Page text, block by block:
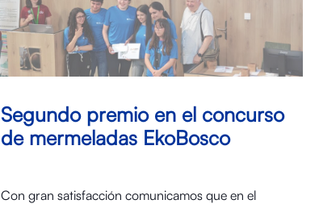
Segundo premio en el concurso
de mermeladas EkoBosco
Con gran satisfacción comunicamos que en el